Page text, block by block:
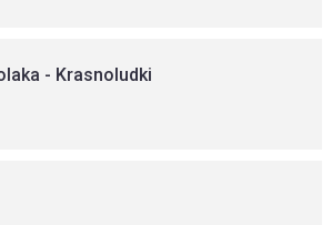
- Krasnoludki